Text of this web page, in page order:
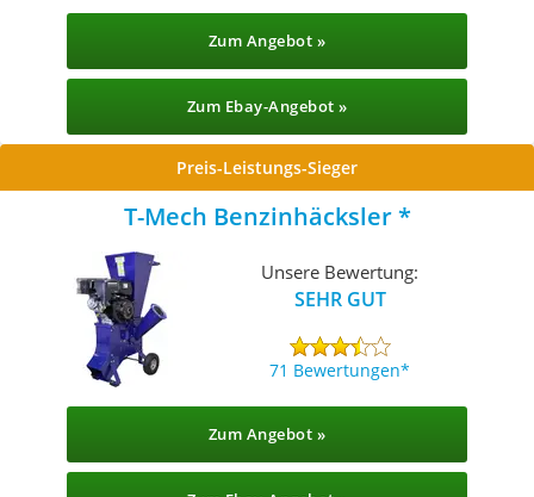
Zum Angebot »
Zum Ebay-Angebot »
Preis-Leistungs-Sieger
T-Mech Benzinhäcksler
Unsere Bewertung:
SEHR GUT
71 Bewertungen
Zum Angebot »